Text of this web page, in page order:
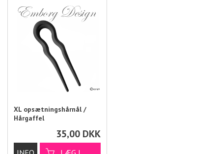
XL opsætningshårnål /
Hårgaffel
35,00 DKK